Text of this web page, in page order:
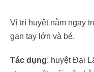
Vị trí huyệt nằm ngay
gan tay lớn và bé.
Tác dụng: huyệt Đại